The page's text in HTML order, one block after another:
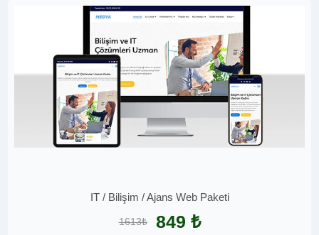
IT / Bilişim / Ajans Web Paketi
1613₺ 849 ₺